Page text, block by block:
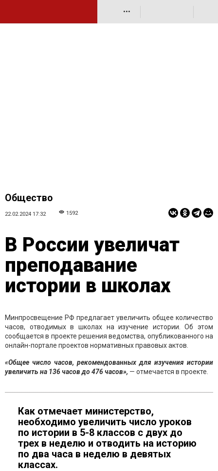
•••
Общество
22.02.2024 17:32 1592
В России увеличат
преподавание
истории в школах
Минпросвещение РФ предлагает увеличить общее количество
часов, отводимых в школах на изучение истории. Об этом
сообщается в проекте решения ведомства, опубликованного на
онлайн-портале проектов нормативных правовых актов.
«Общее число часов, рекомендованных для изучения истории
увеличить на 136 часов до476 часов», — отмечается в проекте.
Как отмечает министерство,
необходимо увеличить число уроков
по истории в 5-8 классов с двух до
трех в неделю и отводить на историю
по два часа в неделю в девятых
классах.